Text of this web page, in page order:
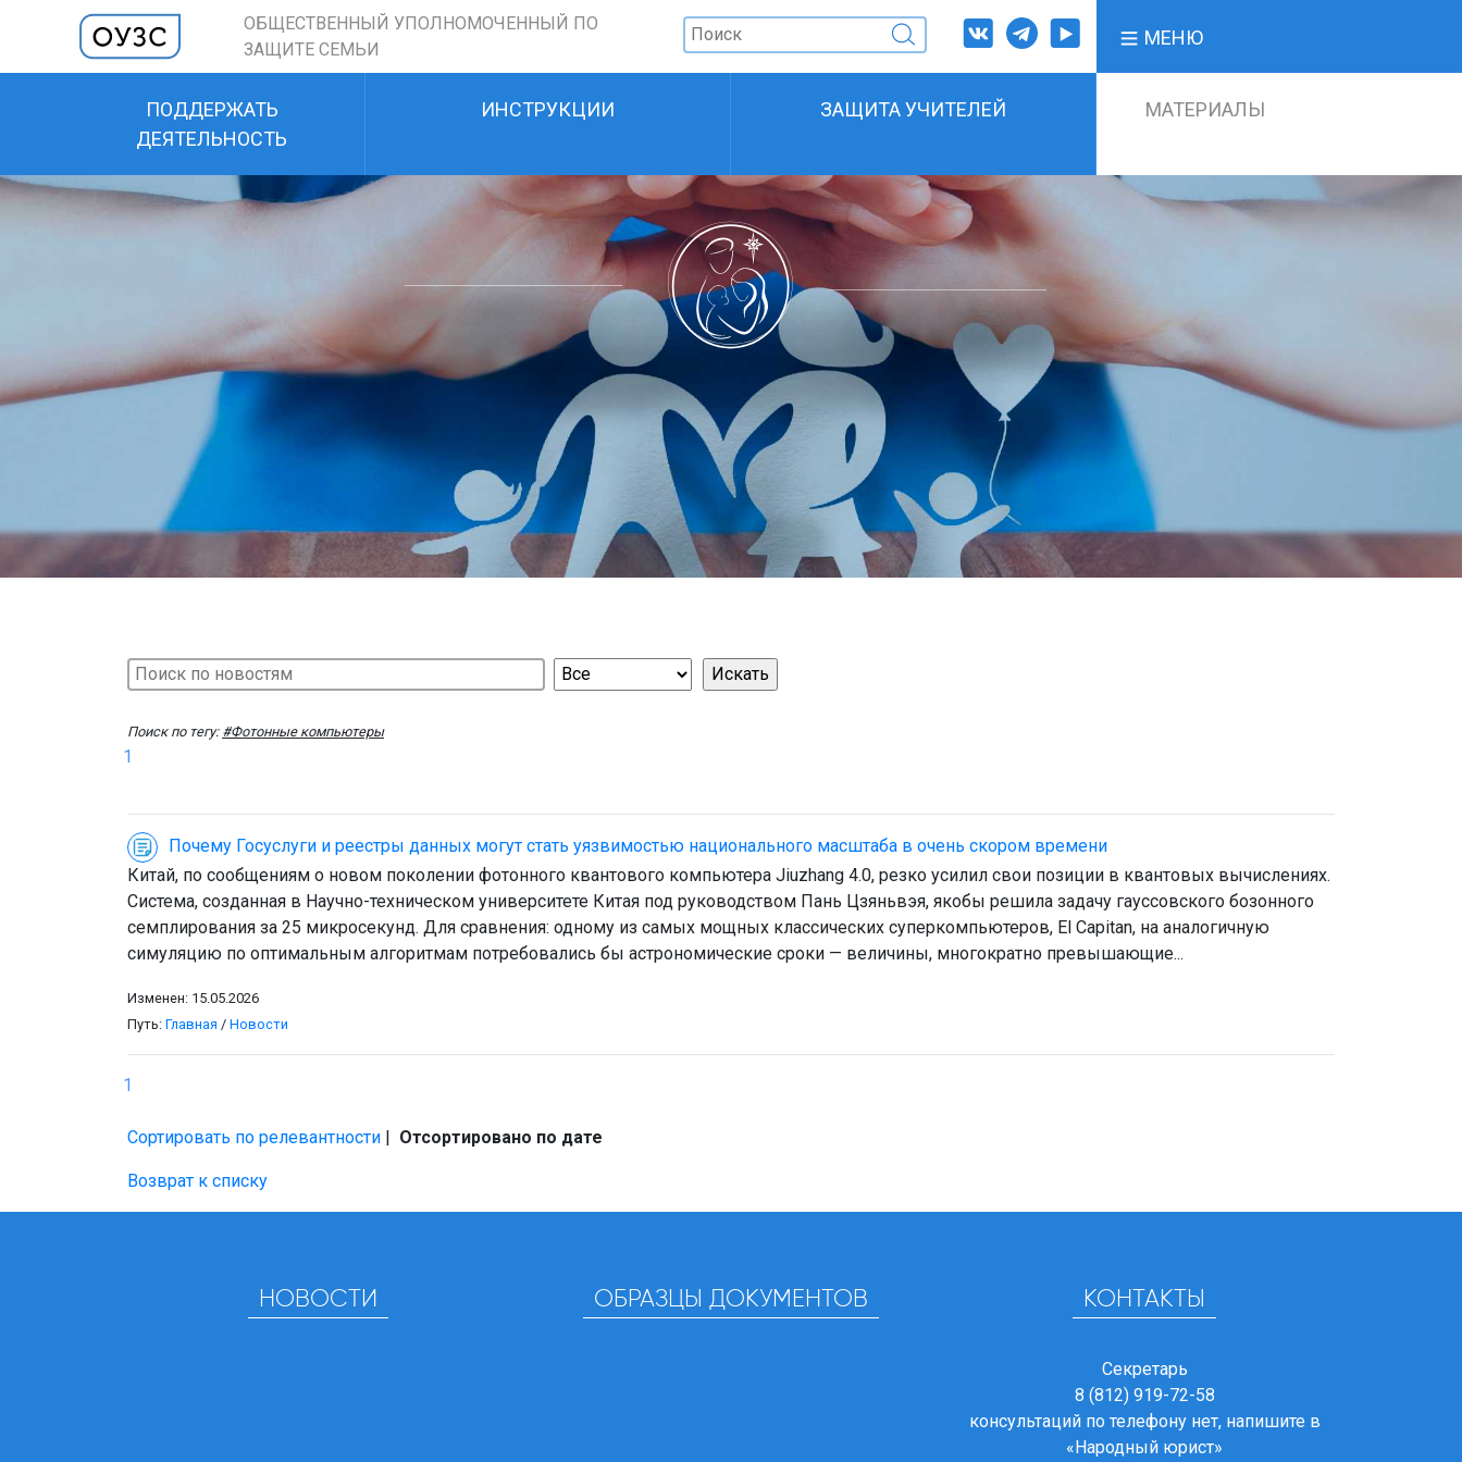
ОБЩЕСТВЕННЫЙ УПОЛНОМОЧЕННЫЙ ПО
ЗАЩИТЕ СЕМЬИ
МЕНЮ
ПОДДЕРЖАТЬ
ДЕЯТЕЛЬНОСТЬ
ИНСТРУКЦИИ ЗАЩИТА УЧИТЕЛЕЙ МАТЕРИАЛЫ
Поиск по тегу: #Фотонные компьютеры
1
Почему Госуслуги и реестры данных могут стать уязвимостью национального масштаба в очень скором времени
Китай, по сообщениям о новом поколении фотонного квантового компьютера Jiuzhang 4.0, резко усилил свои позиции в квантовых вычислениях.
Система, созданная в Научно-техническом университете Китая под руководством Пань Цзяньвэя, якобы решила задачу гауссовского бозонного
семплирования за 25 микросекунд. Для сравнения: одному из самых мощных классических суперкомпьютеров, El Capitan, на аналогичную
симуляцию по оптимальным алгоритмам потребовались бы астрономические сроки — величины, многократно превышающие...
Изменен: 15.05.2026
Путь: Главная / Новости
1
Сортировать по релевантности | Отсортировано по дате
Возврат к списку
НОВОСТИ ОБРАЗЦЫ ДОКУМЕНТОВ КОНТАКТЫ
Секретарь
8 (812) 919-72-58
консультаций по телефону нет, напишите в
«Народный юрист»